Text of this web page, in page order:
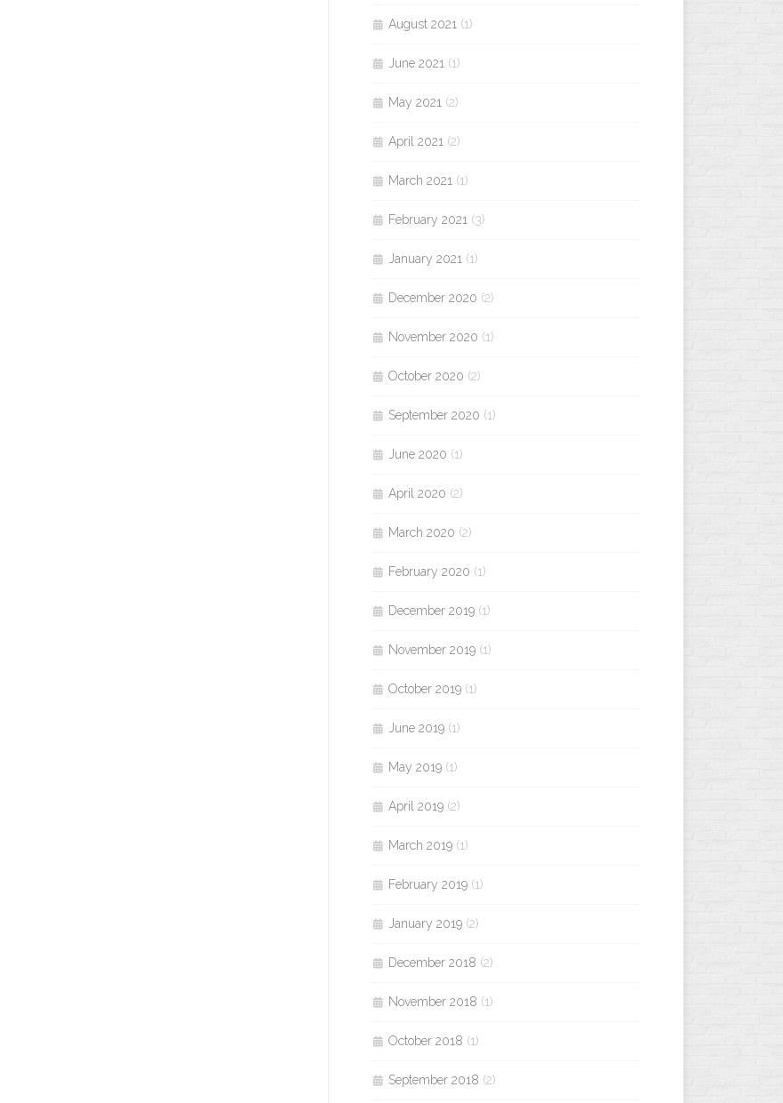
August 2021 (1)
June 2021 (1)
May 2021 (2)
April 2021 (2)
March 2021 (1)
February 2021 (3)
January 2021 (1)
December 2020 (2)
November 2020 (1)
October 2020 (2)
September 2020 (1)
June 2020 (1)
April 2020 (2)
March 2020 (2)
February 2020 (1)
December 2019 (1)
November 2019 (1)
October 2019 (1)
June 2019 (1)
May 2019 (1)
April 2019 (2)
March 2019 (1)
February 2019 (1)
January 2019 (2)
December 2018 (2)
November 2018 (1)
October 2018 (1)
September 2018 (2)